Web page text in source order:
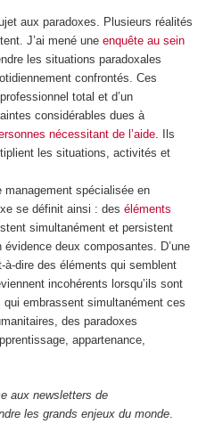
aux paradoxes. Plusieurs réalités
J’ai mené une enquête au sein
les situations paradoxales
confrontés. Ces
total et d’un
considérables dues à
nécessitant de l’aide. Ils
les situations, activités et
management spécialisée en
se définit ainsi : des éléments
simultanément et persistent
deux composantes. D’une
dire des éléments qui semblent
incohérents lorsqu’ils sont
embrassent simultanément ces
des paradoxes
appartenance,
aux newsletters de
les grands enjeux du monde.